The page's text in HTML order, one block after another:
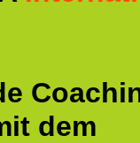
dem